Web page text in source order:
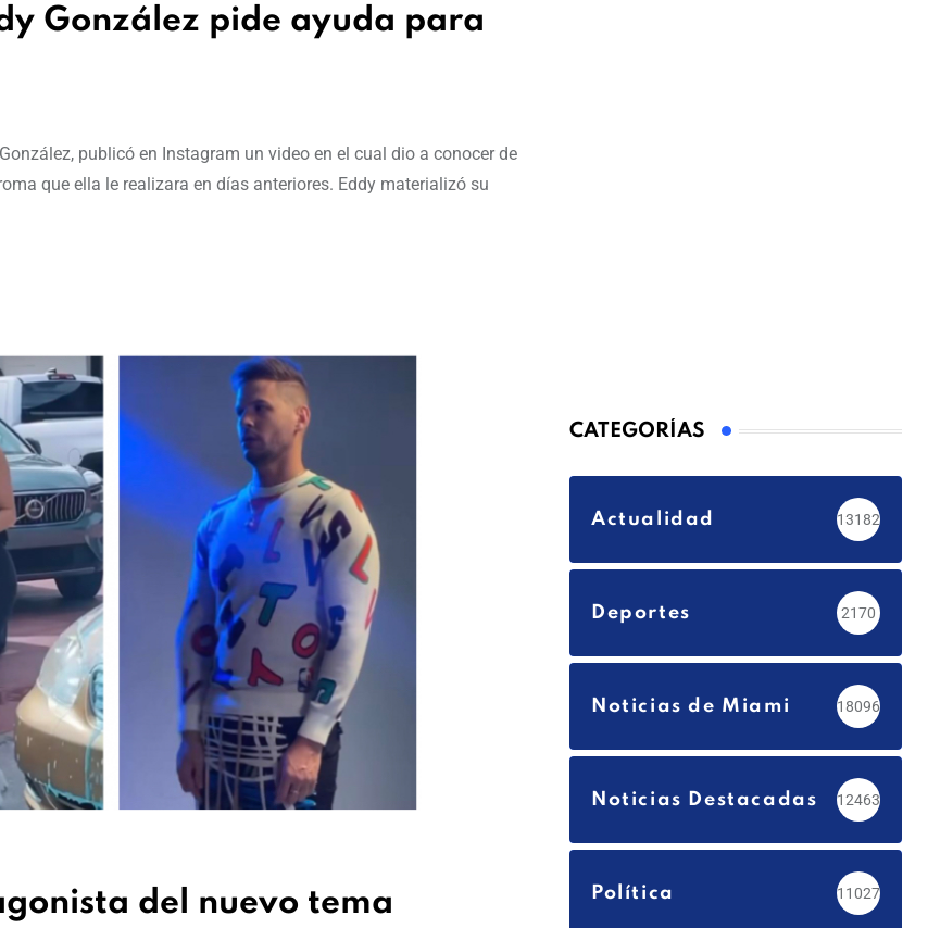
González pide ayuda para
publicó en Instagram un video en el cual dio a conocer de
que ella le realizara en días anteriores. Eddy materializó su
del nuevo tema
CATEGORÍAS
Actualidad 13182
Deportes 2170
Noticias de Miami 18096
Noticias Destacadas 12463
Política 11027